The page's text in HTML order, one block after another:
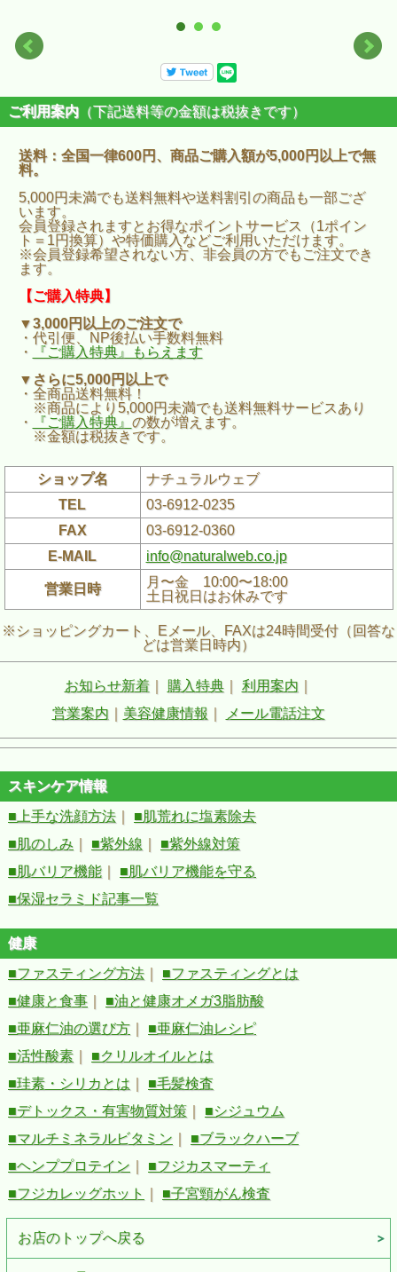
ご利用案内 （下記送料等の金額は税抜きです）
送料：全国一律600円、商品ご購入額が5,000円以上で無
料。
5,000円未満でも送料無料や送料割引の商品も一部ござ
います。
会員登録されますとお得なポイントサービス（1ポイン
ト＝1円換算）や特価購入などご利用いただけます。
※会員登録希望されない方、非会員の方でもご注文でき
ます。
【ご購入特典】
▼3,000円以上のご注文で
・代引便、NP後払い手数料無料
・
『ご購入特典』もらえます
▼さらに5,000円以上で
・全商品送料無料！
※商品により5,000円未満でも送料無料サービスあり
・
『ご購入特典』 の数が増えます。
※金額は税抜きです。
ショップ名
ナチュラルウェブ
TEL
03-6912-0235
FAX
03-6912-0360
E-MAIL
info@naturalweb.co.jp
営業日時
月〜金 10:00〜18:00
土日祝日はお休みです
※ショッピングカート、Eメール、FAXは24時間受付（回答な
どは営業日時内）
お知らせ新着｜ 購入特典｜ 利用案内
営業案内
美容健康情報 メール電話注文
スキンケア情報
■上手な洗顔方法
■肌荒れに塩素除去
■肌のしみ
■紫外線
■紫外線対策
■肌バリア機能
■肌バリア機能を守る
■保湿セラミド記事一覧
健康
■ファスティング方法
■ファスティングとは
■健康と食事
■油と健康オメガ3脂肪酸
■亜麻仁油の選び方
■亜麻仁油レシピ
■活性酸素
■クリルオイルとは
■珪素・シリカとは
■毛髪検査
■デトックス・有害物質対策
■シジュウム
■マルチミネラルビタミン
■ブラックハーブ
■ヘンププロテイン
■フジカスマーティ
■フジカレッグホット
■子宮頸がん検査
お店のトップへ戻る